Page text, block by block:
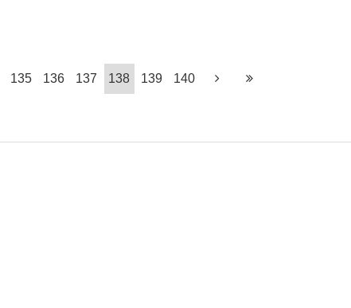
135 136 137 138 139 140